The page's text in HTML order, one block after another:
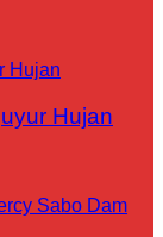
Hujan